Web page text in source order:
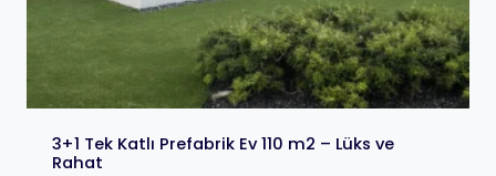
3+1 Tek Katlı Prefabrik Ev 110 m2 – Lüks ve
Rahat